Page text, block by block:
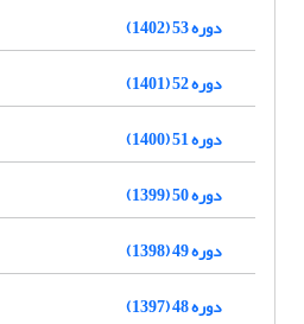
دوره 53 (1402)
دوره 52 (1401)
دوره 51 (1400)
دوره 50 (1399)
دوره 49 (1398)
دوره 48 (1397)